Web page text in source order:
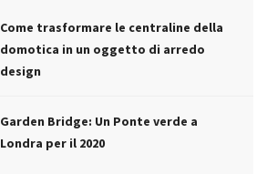
Come trasformare le centraline della
domotica in un oggetto di arredo
design
Garden Bridge: Un Ponte verde a
Londra per il 2020